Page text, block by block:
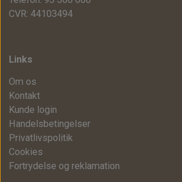
CVR: 44103494
Links
Om os
Kontakt
Kunde login
Handelsbetingelser
Privatlivspolitik
Cookies
Fortrydelse og reklamation